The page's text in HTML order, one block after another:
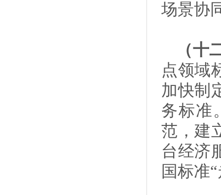
场景协
（十
点领域
加快制
务标准
范，建
台经济
国标准